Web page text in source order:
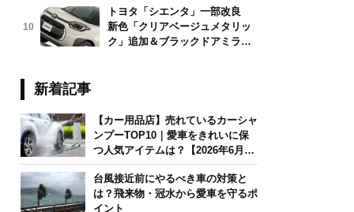
10
トヨタ「シエンタ」一部改良
新色「クリアベージュメタリッ
ク」追加＆ブラックドアミラー
新着記事
【カー用品店】売れているカーシャ
ンプーTOP10｜愛車をきれいに保
つ人気アイテムは？【2026年6月
版】
台風接近前にやるべき車の対策と
は？飛来物・冠水から愛車を守るポ
イント